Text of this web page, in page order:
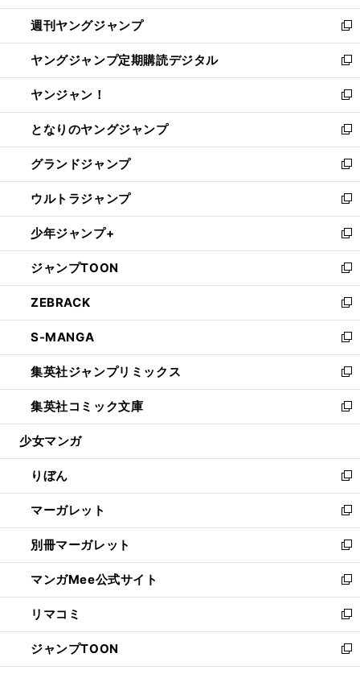
開
く
ウ
で
開
く
ン
ド
ウ
で
開
く
ウ
ィ
ン
ド
ウ
で
開
く
週刊ヤングジャンプ
新
し
い
ウ
ィ
ン
ド
ウ
で
開
く
ヤングジャンプ定期購読デジタル
新
し
い
ウ
ィ
ン
ド
ウ
で
開
く
ヤンジャン！
新
し
い
ウ
ィ
ン
ド
ウ
で
開
く
となりのヤングジャンプ
新
し
い
ウ
ィ
ン
ド
ウ
で
開
く
グランドジャンプ
新
し
い
ウ
ィ
ン
ド
ウ
で
開
く
ウルトラジャンプ
新
し
い
ウ
ィ
ン
ド
ウ
で
開
く
少年ジャンプ+
新
し
い
ウ
ィ
ン
ド
ウ
で
開
く
ジャンプTOON
新
し
い
ウ
ィ
ン
ド
ウ
で
開
ZEBRACK
新
し
い
ウ
ィ
ン
ド
ウ
開
く
S-MANGA
新
し
い
ウ
ィ
ン
ウ
で
開
く
集英社ジャンプリミックス
新
し
い
ウ
ン
ド
ウ
で
開
く
集英社コミック文庫
新
し
ウ
ィ
ン
ド
ウ
で
開
く
少女マンガ
りぼん
新
し
い
ウ
ィ
ン
ド
ウ
で
開
く
マーガレット
新
し
い
ウ
ィ
ン
ド
ウ
で
開
別冊マーガレット
新
し
い
ウ
ィ
ン
ド
ウ
マンガMee公式サイト
新
し
い
ウ
ィ
ン
リマコミ
新
し
い
ウ
ジャンプTOON
新
し